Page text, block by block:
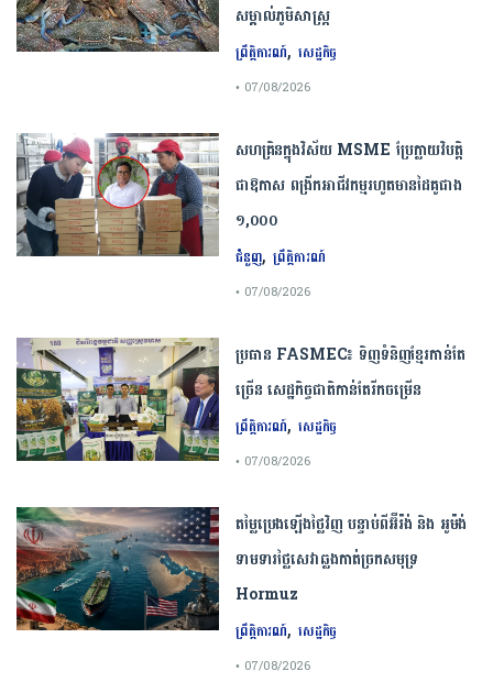
សម្គាល់​ភូមិសាស្ត្រ​
ព្រឹត្តិការណ៍, សេដ្ឋកិច្ច
• 07/08/2026
សហគ្រិនក្នុងវិស័យ MSME ប្រែក្លាយវិបត្តិ
ជាឱកាស ពង្រីកអាជីវកម្មរហូតមានដៃគូជាង
១,០០០
ជំនួញ,ព្រឹត្តិការណ៍
• 07/08/2026
ប្រធាន​​ ​FASMEC​៖​ ​ទិញ​ទំនិញ​ខ្មែរ​កាន់តែ​
ច្រើន​ ​សេដ្ឋកិច្ច​ជាតិ​កាន់តែ​រីកចម្រើន​
ព្រឹត្តិការណ៍, សេដ្ឋកិច្ច
• 07/08/2026
តម្លៃប្រេងឡើងថ្លៃវិញ បន្ទាប់ពីអ៊ីរ៉ង់ និង អូម៉ង់
ទាមទារថ្លៃសេវាឆ្លងកាត់ច្រកសមុទ្រ
Hormuz
ព្រឹត្តិការណ៍, សេដ្ឋកិច្ច
• 07/08/2026